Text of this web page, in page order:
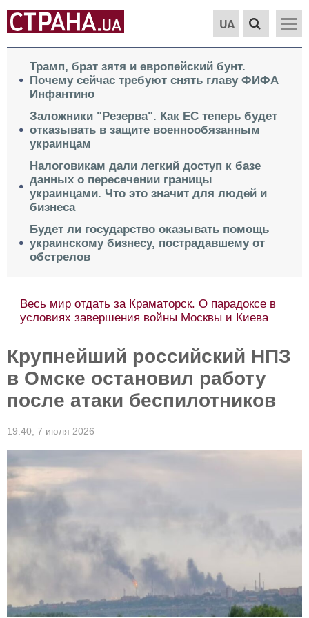
UA
Трамп, брат зятя и европейский бунт.
Почему сейчас требуют снять главу ФИФА
Инфантино
Заложники "Резерва". Как ЕС теперь будет
отказывать в защите военнообязанным
украинцам
Налоговикам дали легкий доступ к базе
данных о пересечении границы
украинцами. Что это значит для людей и
бизнеса
Будет ли государство оказывать помощь
украинскому бизнесу, пострадавшему от
обстрелов
Почему в ВСУ "исчезает оптимизм", кому из
украинцев в ЕС больше не дадут защиту.
Итоги
Крупнейший российский НПЗ
в Омске остановил работу
после атаки беспилотников
19:40, 7 июля 2026